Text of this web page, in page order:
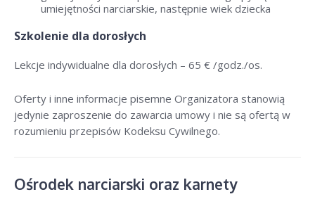
umiejętności narciarskie, następnie wiek dziecka
Szkolenie dla dorosłych
Lekcje indywidualne dla dorosłych – 65 € /godz./os.
Oferty i inne informacje pisemne Organizatora stanowią
jedynie zaproszenie do zawarcia umowy i nie są ofertą w
rozumieniu przepisów Kodeksu Cywilnego.
Ośrodek narciarski oraz karnety